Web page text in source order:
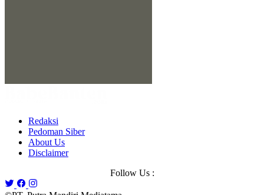
Redaksi
Pedoman Siber
About Us
Disclaimer
Follow Us :